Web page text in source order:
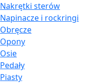
Nakrętki sterów
Napinacze i rockringi
Obręcze
Opony
Osie
Pedały
Piasty